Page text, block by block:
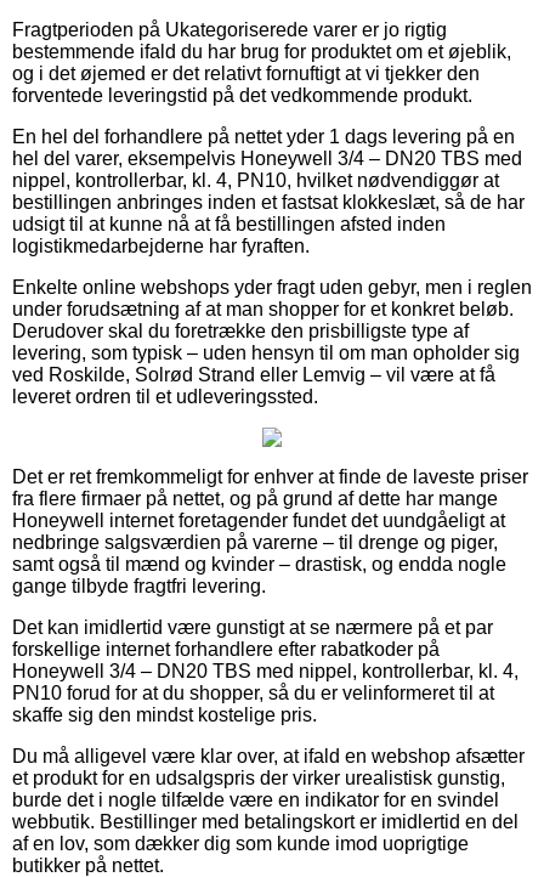
Fragtperioden på Ukategoriserede varer er jo rigtig
bestemmende ifald du har brug for produktet om et øjeblik,
og i det øjemed er det relativt fornuftigt at vi tjekker den
forventede leveringstid på det vedkommende produkt.
En hel del forhandlere på nettet yder 1 dags levering på en
hel del varer, eksempelvis Honeywell 3/4 – DN20 TBS med
nippel, kontrollerbar, kl. 4, PN10, hvilket nødvendiggør at
bestillingen anbringes inden et fastsat klokkeslæt, så de har
udsigt til at kunne nå at få bestillingen afsted inden
logistikmedarbejderne har fyraften.
Enkelte online webshops yder fragt uden gebyr, men i reglen
under forudsætning af at man shopper for et konkret beløb.
Derudover skal du foretrække den prisbilligste type af
levering, som typisk – uden hensyn til om man opholder sig
ved Roskilde, Solrød Strand eller Lemvig – vil være at få
leveret ordren til et udleveringssted.
Det er ret fremkommeligt for enhver at finde de laveste priser
fra flere firmaer på nettet, og på grund af dette har mange
Honeywell internet foretagender fundet det uundgåeligt at
nedbringe salgsværdien på varerne – til drenge og piger,
samt også til mænd og kvinder – drastisk, og endda nogle
gange tilbyde fragtfri levering.
Det kan imidlertid være gunstigt at se nærmere på et par
forskellige internet forhandlere efter rabatkoder på
Honeywell 3/4 – DN20 TBS med nippel, kontrollerbar, kl. 4,
PN10 forud for at du shopper, så du er velinformeret til at
skaffe sig den mindst kostelige pris.
Du må alligevel være klar over, at ifald en webshop afsætter
et produkt for en udsalgspris der virker urealistisk gunstig,
burde det i nogle tilfælde være en indikator for en svindel
webbutik. Bestillinger med betalingskort er imidlertid en del
af en lov, som dækker dig som kunde imod uoprigtige
butikker på nettet.